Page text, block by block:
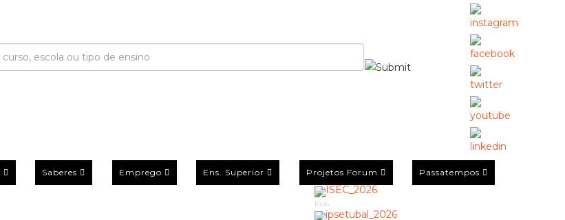
Saberes Emprego Ens. Superior Projetos Forum Passatempos
Pub